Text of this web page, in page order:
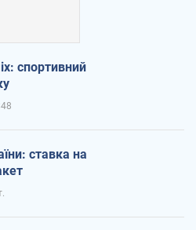
спортивний
ставка на